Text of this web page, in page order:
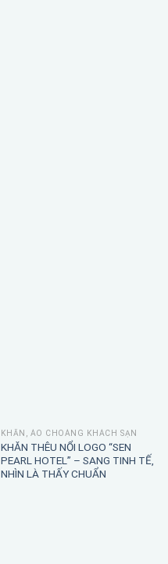
KHĂN, ÁO CHOÀNG KHÁCH SẠN
KHĂN THÊU NỔI LOGO “SEN
PEARL HOTEL” – SANG TINH TẾ,
NHÌN LÀ THẤY CHUẨN